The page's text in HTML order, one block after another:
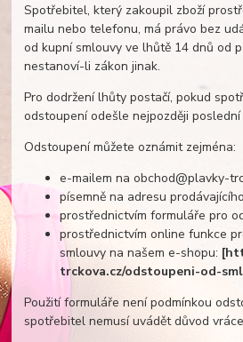
Spotřebitel, který zakoupil zboží
mailu nebo telefonu, má právo bez
od kupní smlouvy ve lhůtě 14 dnů od
nestanoví-li zákon jinak.
Pro dodržení lhůty postačí, pokud
odstoupení odešle nejpozději
Odstoupení můžete oznámit zejména:
e-mailem na obchod@plavky-
písemně na adresu
prostřednictvím formuláře pro
prostřednictvím online funkce
smlouvy na našem e-shopu:
trckova.cz/odstoupeni-od-
Použití formuláře není podmínkou
spotřebitel nemusí uvádět důvod